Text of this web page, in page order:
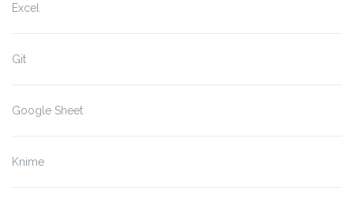
Excel
Git
Google Sheet
Knime